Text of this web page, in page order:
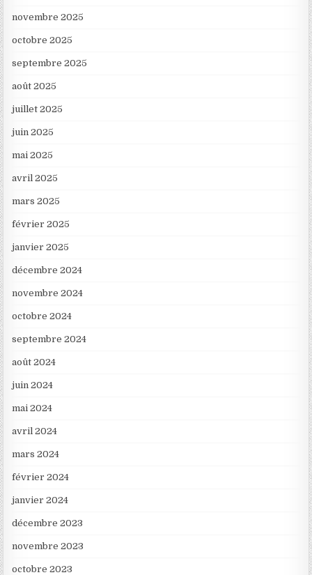
novembre 2025
octobre 2025
septembre 2025
août 2025
juillet 2025
juin 2025
mai 2025
avril 2025
mars 2025
février 2025
janvier 2025
décembre 2024
novembre 2024
octobre 2024
septembre 2024
août 2024
juin 2024
mai 2024
avril 2024
mars 2024
février 2024
janvier 2024
décembre 2023
novembre 2023
octobre 2023